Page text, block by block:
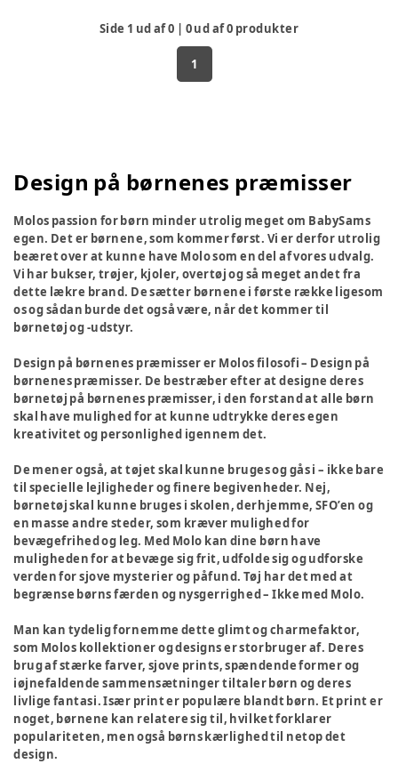
Side 1 ud af0 0ud af0 produkter
1
Design på børnenes præmisser
Molos passion for børn minder utrolig meget om BabySams
egen. Det er børnene, som kommer først. Vi er derfor utrolig
beæret over at kunne have Molo som en del af vores udvalg.
Vi har bukser, trøjer, kjoler, overtøj og så meget andet fra
dette lækre brand. De sætter børnene i første række ligesom
os og sådan burde det også være, når det kommer til
børnetøj og -udstyr.
Design på børnenes præmisser er Molos filosofi – Design på
børnenes præmisser. De bestræber efter at designe deres
børnetøj på børnenes præmisser, i den forstand at alle børn
skal have mulighed for at kunne udtrykke deres egen
kreativitet og personlighed igennem det.
De mener også, at tøjet skal kunne bruges og gås i – ikke bare
til specielle lejligheder og finere begivenheder. Nej,
børnetøj skal kunne bruges i skolen, derhjemme, SFO’en og
en masse andre steder, som kræver mulighed for
bevægefrihed og leg. Med Molo kan dine børn have
muligheden for at bevæge sig frit, udfolde sig og udforske
verden for sjove mysterier og påfund. Tøj har det med at
begrænse børns færden og nysgerrighed – Ikke med Molo.
Man kan tydelig fornemme dette glimt og charmefaktor,
som Molos kollektioner og designs er storbruger af. Deres
brug af stærke farver, sjove prints, spændende former og
iøjnefaldende sammensætninger tiltaler børn og deres
livlige fantasi. Især print er populære blandt børn. Et print er
noget, børnene kan relatere sig til, hvilket forklarer
populariteten, men også børns kærlighed til netop det
design.